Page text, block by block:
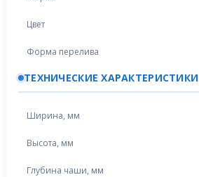
Цвет
Форма перелива
ТЕХНИЧЕСКИЕ ХАРАКТЕРИСТИКИ
Ширина, мм
Высота, мм
Глубина чаши, мм